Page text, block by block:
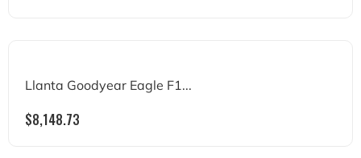
Llanta Goodyear Eagle F1...
$8,148.73